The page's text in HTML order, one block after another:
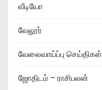
வீடியோ
வேலூர்
வேலைவாய்ப்பு செய்திகள்
ஜோதிடம் – ராசிபலன்